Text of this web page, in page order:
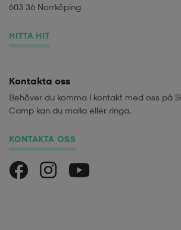
603 36 Norrköping
HITTA HIT
Kontakta oss
Behöver du komma i kontakt med oss på
Camp kan du maila eller ringa.
KONTAKTA OSS
Stadium Sports Camp på
Stadium Sports Camp på